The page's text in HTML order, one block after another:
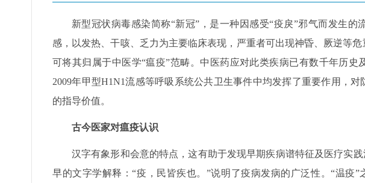
新型冠状病毒感染简称“新冠”，是一种因感受“疫戾”邪气而发生
感，以发热、干咳、乏力为主要临床表现，严重者可出现神昏、厥逆等
可将其归属于中医学“瘟疫”范畴。中医药应对此类疾病已有数千年历史
2009年甲型H1N1流感等呼吸系统公共卫生事件中均发挥了重要作用，
的指导价值。
古今医家对瘟疫认识
汉字有象形和会意的特点，这有助于发现早期疾病谱特征及医疗实
早的文字学解释：“疫，民皆疾也。”说明了疫病发病的广泛性。“温疫”